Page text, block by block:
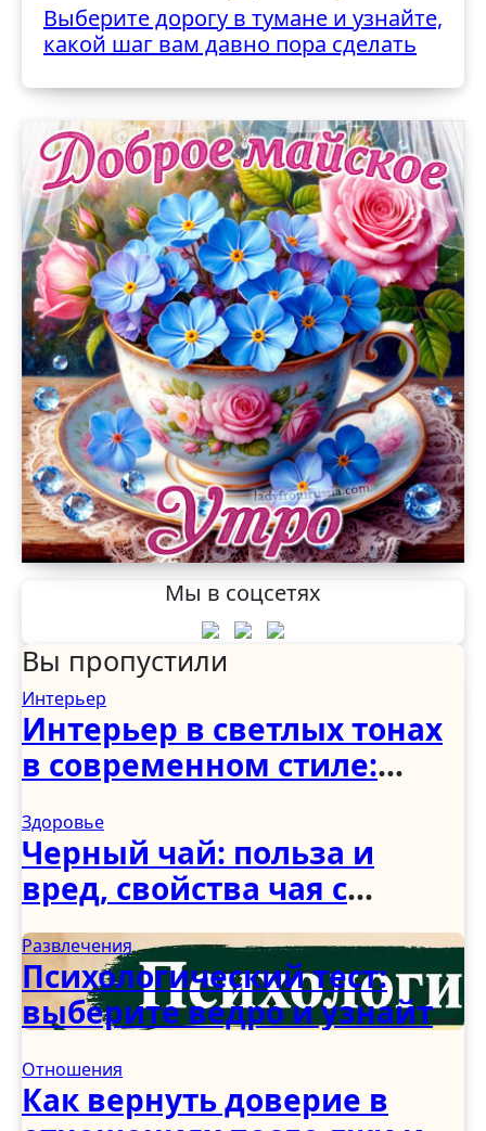
Выберите дорогу в тумане и узнайте,
какой шаг вам давно пора сделать
Мы в соцсетях
Вы пропустили
Интерьер
Интерьер в светлых тонах
в современном стиле:
прихожая и коридор
Здоровье
Черный чай: польза и
вред, свойства чая с
молоком и чабрецом
Развлечения
Психологический тест:
выберите ведро и узнайте,
трудностями
Отношения
Как вернуть доверие в